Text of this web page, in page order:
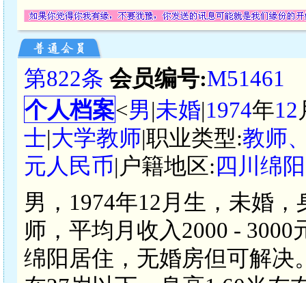
第822条 会员编号:M51461
个人档案<男|未婚|1974年12
士|大学教师|职业类型:教师
元人民币|户籍地区: 四川绵阳
男，1974年12月生，未婚
师，平均月收入2000 -
绵阳居住，无婚房但可解决